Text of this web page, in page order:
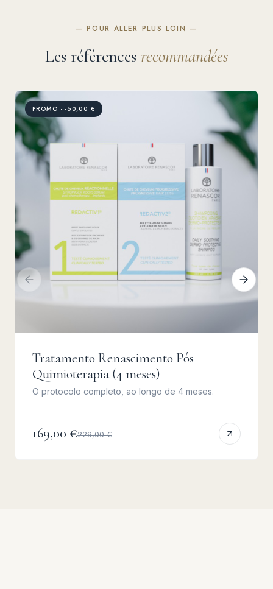
— POUR ALLER PLUS LOIN —
Les références recommandées
PROMO --60,00 €
Tratamento Renascimento Pós
Quimioterapia (4 meses)
O protocolo completo, ao longo de 4 meses.
169,00 €229,00 €